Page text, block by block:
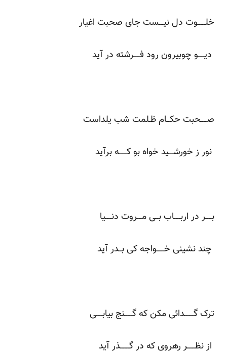
خلـــــوت دل نیـــست جای صحبت اغیار
دیــــو چوبیرون رود فــــرشته در آید
صــــحبت حکــام ظـلمت شب یلداست
نور ز خورشـــید خواه بو کـــــه برآید
بــــر در اربــــاب بــی مـــروت دنــــیا
چند نشینی خـــــواجه کی بــدر آید
ترک گــــــدائی مکن که گـــــنج بیابــــی
از نظـــــر رهروی که در گــــــذر آید